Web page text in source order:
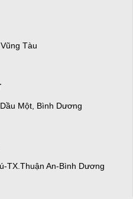
Tàu
Một, Bình Dương
TX.Thuận An-Bình Dương